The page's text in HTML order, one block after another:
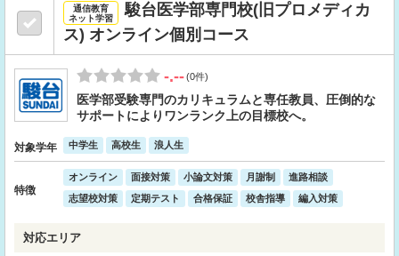
通信教育
ネット学習
駿台医学部専門校(旧プロメディカ
ス) オンライン個別コース
-.--(0件)
医学部受験専門のカリキュラムと専任教員、圧倒的な
サポートによりワンランク上の目標校へ。
対象学年 中学生 高校生 浪人生
特徴
オンライン 面接対策 小論文対策 月謝制
進路相談
志望校対策
定期テスト 合格保証 校舎指導 編入対策
対応エリア